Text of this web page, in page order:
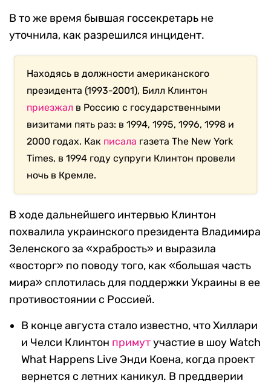
В то же время бывшая госсекретарь не
уточнила, как разрешился инцидент.
Находясь в должности американского
президента (1993-2001), Билл Клинтон
приезжал в Россию с государственными
визитами пять раз: в 1994, 1995, 1996, 1998 и
2000 годах. Как писала газета The New York
Times, в 1994 году супруги Клинтон провели
ночь в Кремле.
В ходе дальнейшего интервью Клинтон
похвалила украинского президента Владимира
Зеленского за «храбрость» и выразила
«восторг» по поводу того, как «большая часть
мира» сплотилась для поддержки Украины в ее
противостоянии с Россией.
В конце августа стало известно, что Хиллари
и Челси Клинтон примутучастие в шоу Watch
What Happens Live Энди Коена, когда проект
вернется с летних каникул. В преддверии